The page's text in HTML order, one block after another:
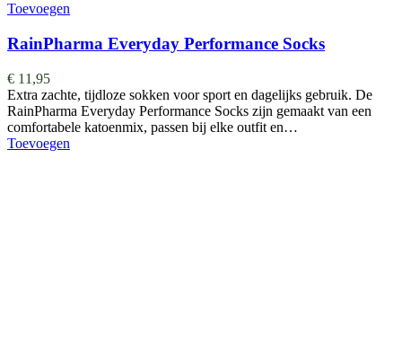
Toevoegen
RainPharma Everyday Performance Socks
€ 11,95
Extra zachte, tijdloze sokken voor sport en dagelijks gebruik. De
RainPharma Everyday Performance Socks zijn gemaakt van een
comfortabele katoenmix, passen bij elke outfit en…
Toevoegen